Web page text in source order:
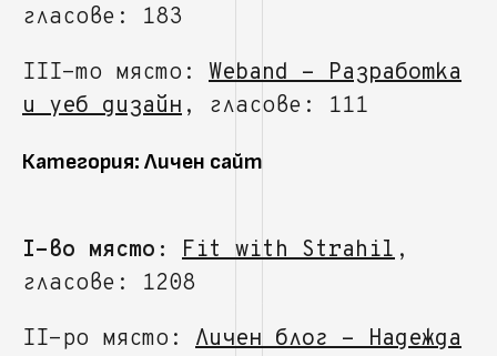
гласове: 183
III-то място: Weband - Разработка
и уеб дизайн, гласове: 111
Категория: Личен сайт
I-во място: Fit with Strahil,
гласове: 1208
II-ро място: Личен блог - Надежда